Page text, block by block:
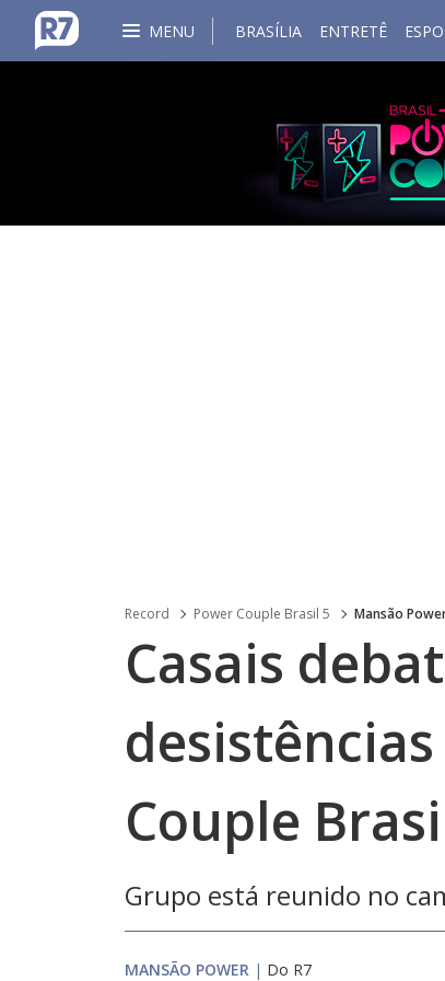
MENU BRASÍLIA ENTRETÊ
Record Power Couple Brasil 5 Mansão
Casais
Couple
Grupo está reunido no
MANSÃO POWER | Do R7